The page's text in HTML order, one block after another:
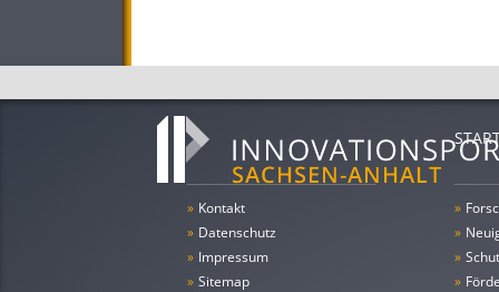
» Kontakt
» Datenschutz
» Impressum
» Sitemap
»
»
»
»